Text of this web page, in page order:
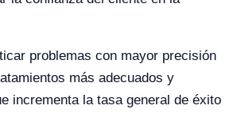
problemas con mayor precisión
más adecuados y
incrementa la tasa general de éxito